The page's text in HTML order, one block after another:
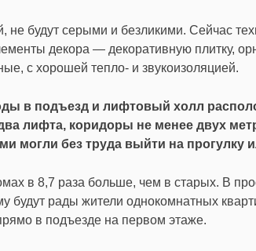
будут серыми и безликими. Сейчас
декора — декоративную плитку,
с хорошей тепло- и звукоизоляцией.
в подъезд и лифтовый холл
лифта, коридоры не менее двух
могли без труда выйти на прогулку
в 8,7 раза больше, чем в старых. В
будут рады жители однокомнатных
в подъезде на первом этаже.